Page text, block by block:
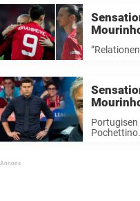
Pochettino.